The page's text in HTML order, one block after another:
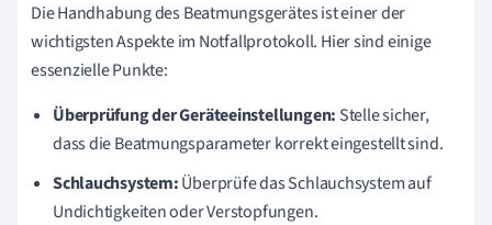
Die Handhabung des Beatmungsgerätes ist einer der
wichtigsten Aspekte im Notfallprotokoll. Hier sind einige
essenzielle Punkte:
Überprüfung der Geräteeinstellungen: Stelle sicher,
dass die Beatmungsparameter korrekt eingestellt sind.
Schlauchsystem:Überprüfe das Schlauchsystem auf
Undichtigkeiten oder Verstopfungen.